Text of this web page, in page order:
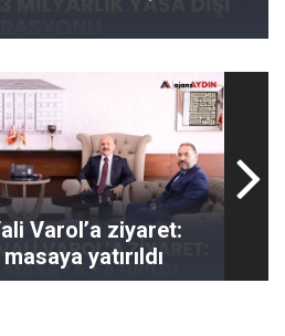
Varol’a ziyaret:
yatırıldı